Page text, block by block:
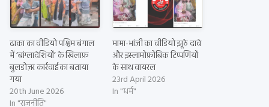
ढाका का वीडियो पश्चिम बंगाल
में ‘बांग्लादेशियों’ के खिलाफ़
बुलडोज़र कार्रवाई का बताया
गया
20th June 2026
In "राजनीति"
मामा-भांजी का वीडियो झूठे दावे
और इस्लामोफ़ोबिक टिप्पणियों
के साथ वायरल
23rd April 2026
In "धर्म"